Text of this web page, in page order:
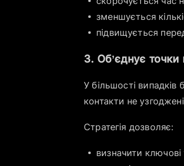
зменшується
підвищується
3. Об’єднує точки
У більшості випадків
контакти не
Стратегія дозволяє:
визначити